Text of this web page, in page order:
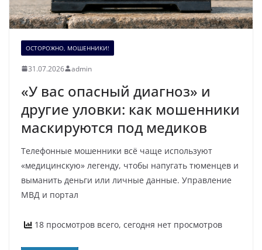
ОСТОРОЖНО, МОШЕННИКИ!
31.07.2026 admin
«У вас опасный диагноз» и
другие уловки: как мошенники
маскируются под медиков
Телефонные мошенники всё чаще используют
«медицинскую» легенду, чтобы напугать тюменцев и
выманить деньги или личные данные. Управление
МВД и портал
18 просмотров всего, сегодня нет просмотров